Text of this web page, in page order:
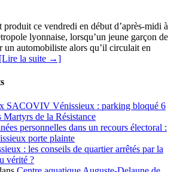
produit ce vendredi en début d’après-midi à
lyonnaise, lorsqu’un jeune garçon de
un automobiliste alors qu’il circulait en
[Lire la suite →]
SACOVIV Vénissieux : parking bloqué 6
Martyrs de la Résistance
personnelles dans un recours électoral :
porte plainte
: les conseils de quartier arrêtés par la
vérité ?